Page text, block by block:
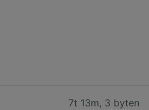
7t 13m, 3 byten